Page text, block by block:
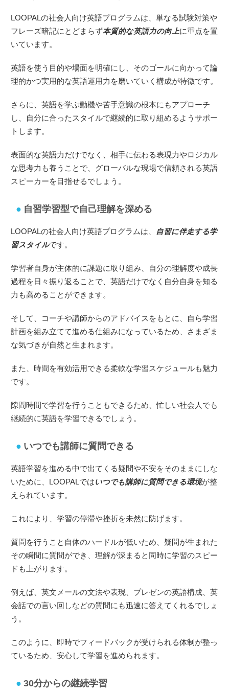
LOOPALの社会人向け英語プログラムは、単なる試験対策や
フレーズ暗記にとどまらず本質的な英語力の向上に重点を置
いています。
英語を使う目的や場面を明確にし、そのゴールに向かって論
理的かつ実用的な英語運用力を磨いていく構成が特徴です。
さらに、英語を学ぶ動機や苦手意識の根本にもアプローチ
し、自分に合ったスタイルで継続的に取り組めるようサポー
トします。
表面的な英語力だけでなく、相手に伝わる表現力やロジカル
な思考力も養うことで、グローバルな現場で信頼される英語
スピーカーを目指せるでしょう。
自習学習型で自己理解を深める
LOOPALの社会人向け英語プログラムは、
自習に伴走する学
習スタイルです。
学習者自身が主体的に課題に取り組み、自分の理解度や成長
過程を日々振り返ることで、英語だけでなく自分自身を知る
力も高めることができます。
そして、コーチや講師からのアドバイスをもとに、自ら学習
計画を組み立てて進める仕組みになっているため、さまざま
な気づきが自然と生まれます。
また、時間を有効活用できる柔軟な学習スケジュールも魅力
です。
隙間時間で学習を行うこともできるため、忙しい社会人でも
継続的に英語を学習できるでしょう。
いつでも講師に質問できる
英語学習を進める中で出てくる疑問や不安をそのままにしな
いために、LOOPALではいつでも講師に質問できる環境が整
えられています。
これにより、学習の停滞や挫折を未然に防げます。
質問を行うこと自体のハードルが低いため、疑問が生まれた
その瞬間に質問ができ、理解が深まると同時に学習のスピー
ドも上がります。
例えば、英文メールの文法や表現、プレゼンの英語構成、英
会話での言い回しなどの質問にも迅速に答えてくれるでしょ
う。
このように、即時でフィードバックが受けられる体制が整っ
ているため、安心して学習を進められます。
30分からの継続学習